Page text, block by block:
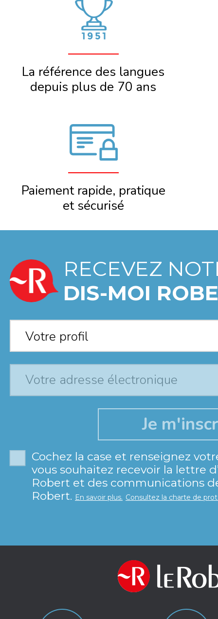
La référence des langues
depuis plus de 70 ans
Paiement rapide, pratique
et sécurisé
RECEVEZ
DIS-MOI
Votre profil*
Votre profil
Cochez la case et renseignez
vous souhaitez recevoir la lettre
Robert et des communications
Robert. En savoir plus. Consultez la charte de